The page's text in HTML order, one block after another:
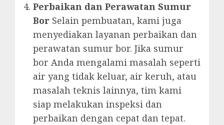
Perbaikan dan Perawatan Sumur
Bor Selain pembuatan, kami juga
menyediakan layanan perbaikan dan
perawatan sumur bor. Jika sumur
bor Anda mengalami masalah seperti
air yang tidak keluar, air keruh, atau
masalah teknis lainnya, tim kami
siap melakukan inspeksi dan
perbaikan dengan cepat dan tepat.